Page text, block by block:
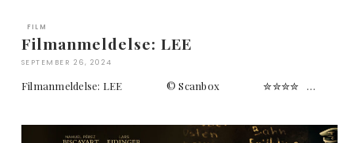
FILM
Filmanmeldelse: LEE
SEPTEMBER 26, 2024
Filmanmeldelse: LEE © Scanbox ✮✮✮✮ …